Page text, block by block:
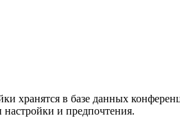
хранятся в базе данных
и предпочтения.